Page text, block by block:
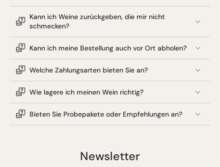
Kann ich Weine zurückgeben, die mir nicht
schmecken?
Kann ich meine Bestellung auch vor Ort abholen?
Welche Zahlungsarten bieten Sie an?
Wie lagere ich meinen Wein richtig?
Bieten Sie Probepakete oder Empfehlungen an?
Newsletter